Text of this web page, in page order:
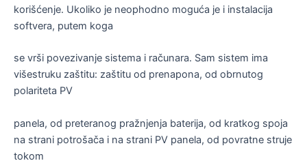
korišćenje. Ukoliko je neophodno moguća je i instalacija
softvera, putem koga
se vrši povezivanje sistema i računara. Sam sistem ima
višestruku zaštitu: zaštitu od prenapona, od obrnutog
polariteta PV
panela, od preteranog pražnjenja baterija, od kratkog spoja
na strani potrošača i na strani PV panela, od povratne struje
tokom